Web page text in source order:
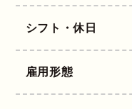
シフト・休日
雇用形態